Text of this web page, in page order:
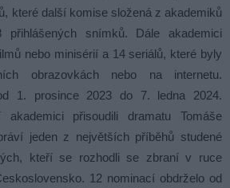
které další komise složená z akademiků
snímků. Dále akademici
nebo minisérií a 14 seriálů, které byly
obrazovkách nebo na internetu.
1. prosince 2023 do 7. ledna 2024.
přisoudili dramatu Tomáše
jeden z největších příběhů studené
kteří se rozhodli se zbraní v ruce
12 nominací obdrželo od